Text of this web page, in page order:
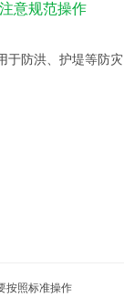
意规范操作
于防洪、护堤等防灾
用前景随着气候变
按照标准操作